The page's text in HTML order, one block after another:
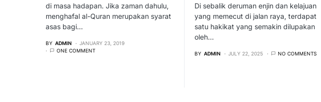
di masa hadapan. Jika zaman dahulu,
menghafal al-Quran merupakan syarat
asas bagi…
BY ADMIN
JANUARY 23, 2019
ONE COMMENT
Di sebalik deruman enjin dan kelajuan
yang memecut di jalan raya, terdapat
satu hakikat yang semakin dilupakan
oleh…
BY ADMIN JULY 22, 2025 NO COMMENTS